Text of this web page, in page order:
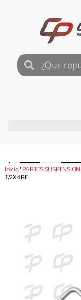
Inicio/PARTES SUSPENSION
1/2X4 RF